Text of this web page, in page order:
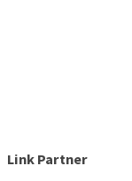
Link Partner